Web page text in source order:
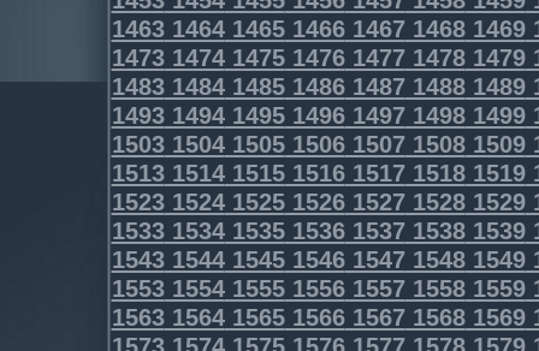
1463146414651466146714681469
1473147414751476147714781479
1483148414851486148714881489
1493149414951496149714981499
1503150415051506150715081509
1513151415151516151715181519
1523152415251526152715281529
1533153415351536153715381539
1543154415451546154715481549
1553155415551556155715581559
1563156415651566156715681569